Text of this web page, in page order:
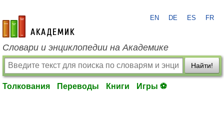
academic.ru
EN DE ES FR
Словари и энциклопедии на Академике
Найти!
Толкования Переводы Книги Игры ⚽